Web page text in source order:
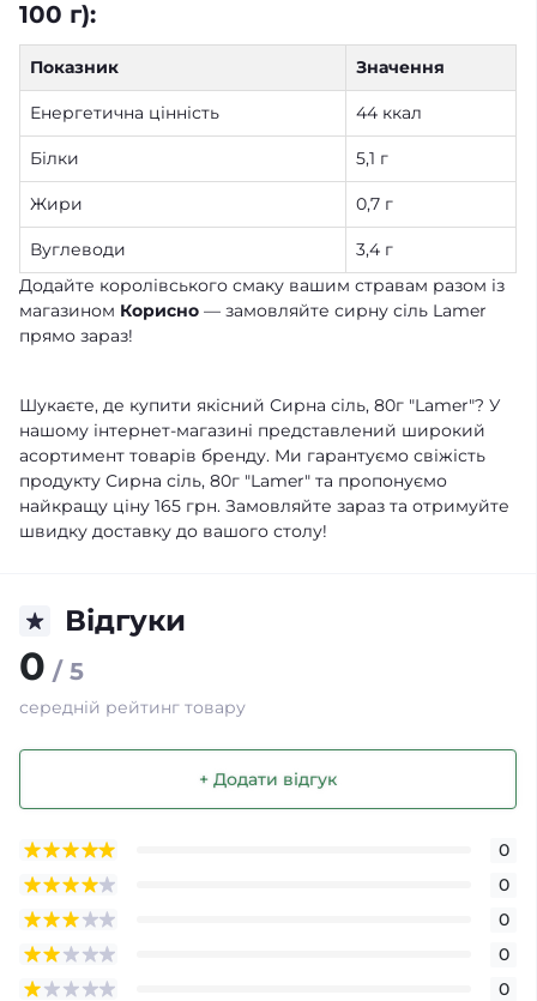
100 г):
Показник Значення
Енергетична цінність 44 ккал
Білки 5,1 г
Жири 0,7 г
Вуглеводи
3,4 г
Додайте королівського смаку вашим стравам разом із
магазином Корисно — замовляйте сирну сіль Lamer
прямо зараз!
Шукаєте, де купити якісний Сирна сіль, 80г "Lamer"? У
нашому інтернет-магазині представлений широкий
асортимент товарів бренду. Ми гарантуємо свіжість
продукту Сирна сіль, 80г "Lamer" та пропонуємо
найкращу ціну 165 грн. Замовляйте зараз та отримуйте
швидку доставку до вашого столу!
Відгуки
0 / 5
середній рейтинг товару
+ Додати відгук
0
0
0
0
0